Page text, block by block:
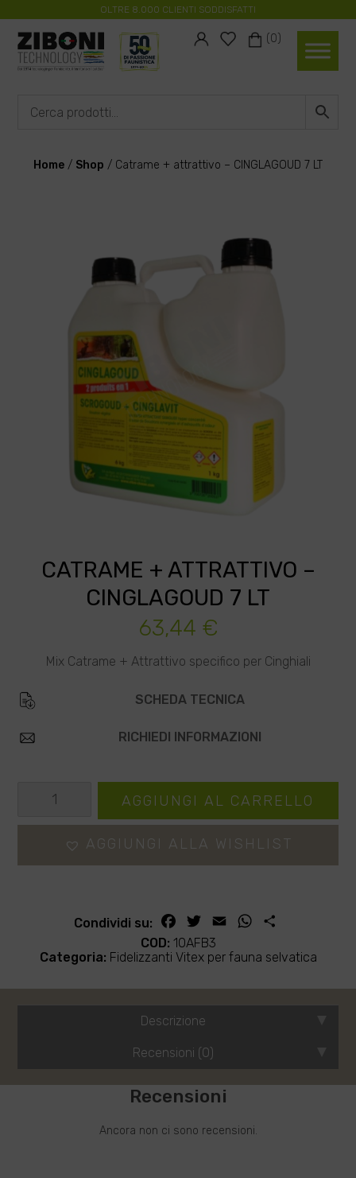
OLTRE 8.000 CLIENTI SODDISFATTI
# # (0)
Home / Shop / Catrame + attrattivo – CINGLAGOUD 7 LT
CATRAME + ATTRATTIVO –
CINGLAGOUD 7 LT
63,44 €
Mix Catrame + Attrattivo specifico per Cinghiali
SCHEDA TECNICA
RICHIEDI INFORMAZIONI
Catrame
quantità
AGGIUNGI AL CARRELLO
AGGIUNGI ALLA WISHLIST
Condividi su: Facebook
Twitter
Email WhatsApp
COD: 10AFB3
Categoria: Fidelizzanti Vitex per fauna selvatica
Descrizione
Recensioni (0)
Recensioni
Ancora non ci sono recensioni.